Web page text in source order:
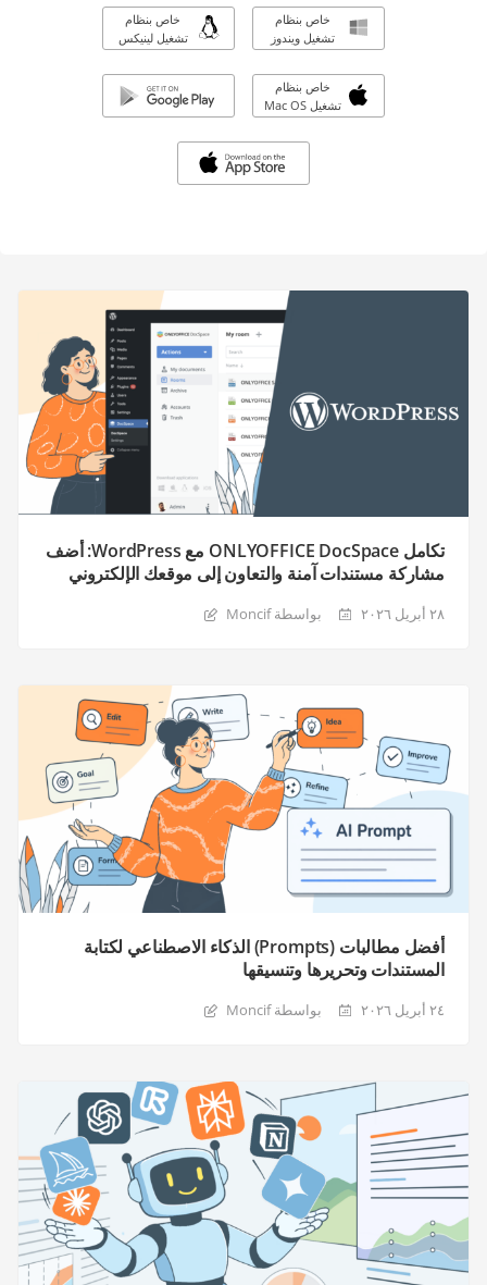
خاص بنظام
تشغيل ويندوز
خاص بنظام
تشغيل لينيكس
خاص بنظام
تشغيل Mac OS
تكامل ONLYOFFICE DocSpace مع WordPress: أضف
مشاركة مستندات آمنة والتعاون إلى موقعك الإلكتروني
٢٨ أبريل ٢٠٢٦ بواسطة Moncif
أفضل مطالبات (Prompts) الذكاء الاصطناعي لكتابة
المستندات وتحريرها وتنسيقها
٢٤ أبريل ٢٠٢٦ بواسطة Moncif